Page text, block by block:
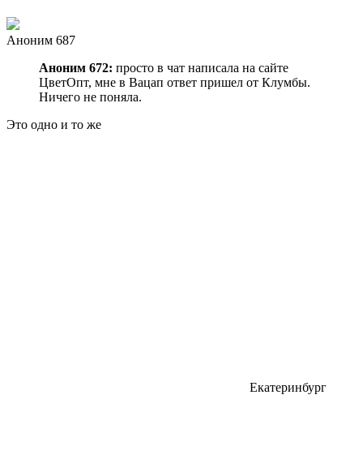
Аноним 687
Аноним 672: просто в чат написала на сайте
ЦветОпт, мне в Вацап ответ пришел от Клумбы.
Ничего не поняла.
Это одно и то же
Екатеринбург